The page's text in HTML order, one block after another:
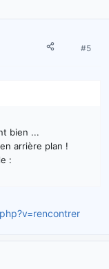
#5
bien ...
arrière plan !
: